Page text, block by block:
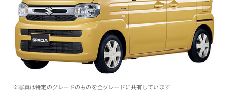
※写真は特定のグレードのものを全グレードに共有しています